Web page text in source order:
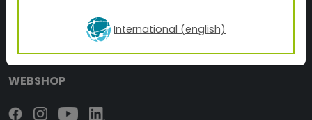
Téléchargements
BLOG TIGER
WEBSHOP
International (english)